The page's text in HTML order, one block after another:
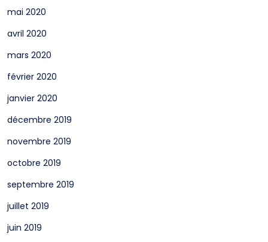
mai 2020
avril 2020
mars 2020
février 2020
janvier 2020
décembre 2019
novembre 2019
octobre 2019
septembre 2019
juillet 2019
juin 2019